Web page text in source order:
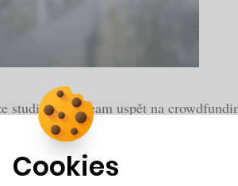
SleepTeam uspět na
nové verze polštářové střílečky ve
Cookies